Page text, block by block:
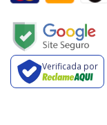
Verificada por